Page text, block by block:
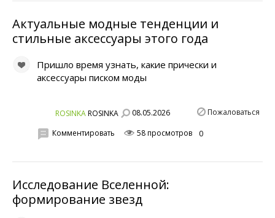
Актуальные модные тенденции и
стильные аксессуары этого года
Пришло время узнать, какие прически и
аксессуары писком моды
ROSINKA ROSINKA 08.05.2026 Пожаловаться
Комментировать 58 просмотров 0
Исследование Вселенной:
формирование звезд